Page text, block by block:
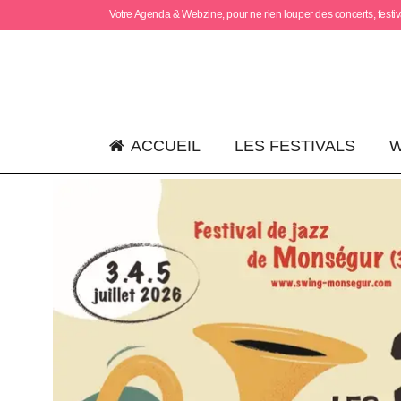
Votre Agenda & Webzine, pour ne rien louper des concerts,
ACCUEIL LES FESTIVALS